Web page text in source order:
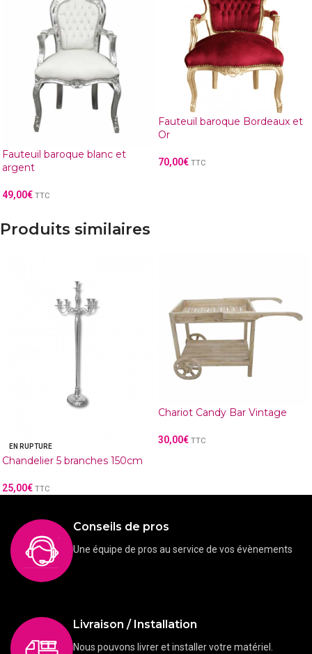
Fauteuil baroque blanc et
argent
49,00€ TTC
Fauteuil baroque Bordeaux et
Or
70,00€ TTC
Produits similaires
EN RUPTURE
Chandelier 5 branches 150cm
25,00€ TTC
Chariot Candy Bar Vintage
30,00€ TTC
Conseils de pros
Une équipe de pros au service de vos évènements
Livraison / Installation
Nous pouvons livrer et installer votre matériel.